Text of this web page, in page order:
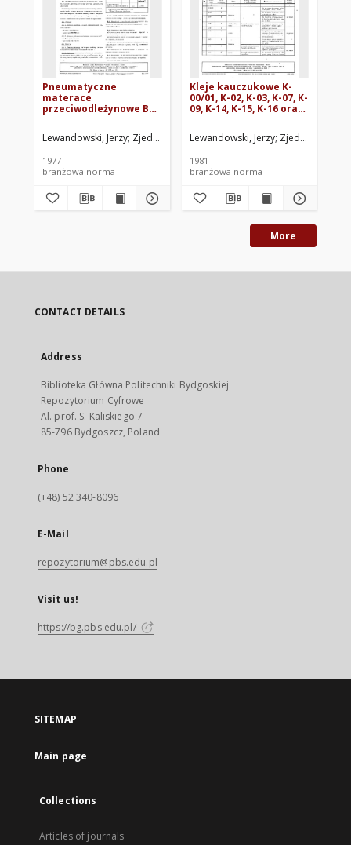
Pneumatyczne
materace
przeciwodleżynowe BN-
Lewandowski, Jerzy Zjednoczenie Przemysłu Gumowego Stomil.
1977
branżowa norma
Kleje kauczukowe K-
00/01, K-02, K-03, K-07, K-
09, K-14, K-15, K-16 oraz
Lewandowski, Jerzy Zjednoczenie
1981
branżowa norma
More
CONTACT DETAILS
Address
Biblioteka Główna Politechniki Bydgoskiej
Repozytorium Cyfrowe
Al. prof. S. Kaliskiego 7
85-796 Bydgoszcz, Poland
Phone
(+48) 52 340-8096
E-Mail
repozytorium@pbs.edu.pl
Visit us!
https://bg.pbs.edu.pl/
SITEMAP
Main page
Collections
Articles of journals